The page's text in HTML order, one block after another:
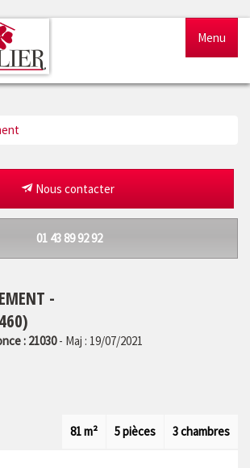
Menu
Nous contacter
01 43 89 92 92
-
: 21030- Maj : 19/07/2021
3 chambres
5 pièces
81 m²